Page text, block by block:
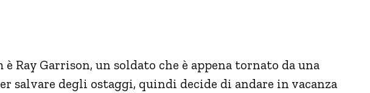
Ray Garrison, un soldato che è appena tornato da una
salvare degli ostaggi, quindi decide di andare in vacanza